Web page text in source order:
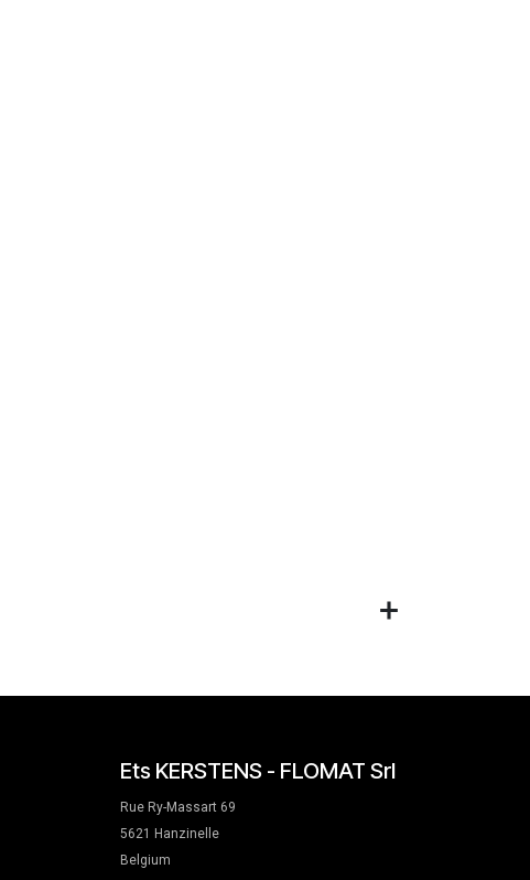
Ets KERSTENS - FLOMAT Srl
Rue Ry-Massart 69
5621 Hanzinelle
Belgium